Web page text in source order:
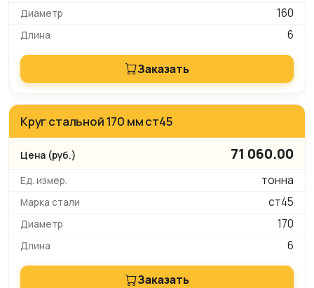
160
6
Заказать
Круг стальной 170 мм ст45
71 060.00
тонна
ст45
170
6
Заказать